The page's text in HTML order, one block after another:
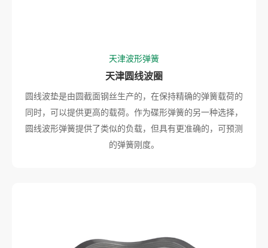
天津波形弹簧
天津圆线波圈
圆线波垫是由圆截面钢丝生产的，在保持精确的弹簧载荷的
同时，可以提供更高的载荷。作为碟形弹簧的另一种选择，
圆线波形弹簧提供了类似的负载，但具有更准确的，可预测
的弹簧刚度。